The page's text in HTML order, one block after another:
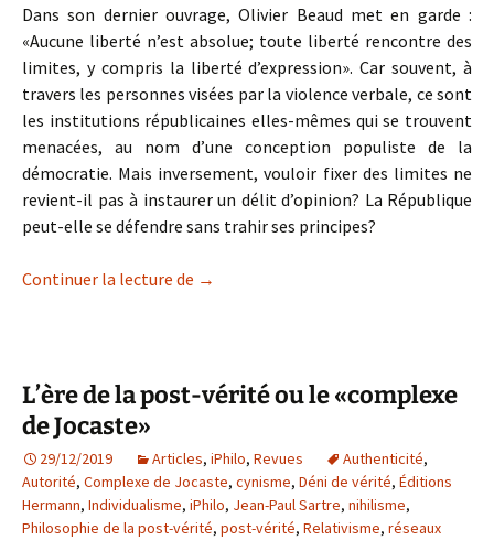
Dans son dernier ouvrage, Olivier Beaud met en garde :
«Aucune liberté n’est absolue; toute liberté rencontre des
limites, y compris la liberté d’expression». Car souvent, à
travers les personnes visées par la violence verbale, ce sont
les institutions républicaines elles-mêmes qui se trouvent
menacées, au nom d’une conception populiste de la
démocratie. Mais inversement, vouloir fixer des limites ne
revient-il pas à instaurer un délit d’opinion? La République
peut-elle se défendre sans trahir ses principes?
Continuer la lecture de La parole est-elle totalement libre
→
L’ère de la post-vérité ou le «complexe
de Jocaste»
29/12/2019 Articles, iPhilo, Revues Authenticité,
Autorité, Complexe de Jocaste, cynisme, Déni de vérité, Éditions
Hermann, Individualisme, iPhilo, Jean-Paul Sartre, nihilisme,
Philosophie de la post-vérité, post-vérité, Relativisme, réseaux